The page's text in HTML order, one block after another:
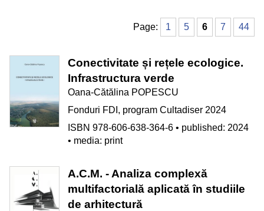
Page: 1 5 6 7 44
Conectivitate și rețele ecologice.
Infrastructura verde
Oana-Cătălina POPESCU
Fonduri FDI, program Cultadiser 2024
ISBN 978-606-638-364-6 • published: 2024
• media: print
A.C.M. - Analiza complexă
multifactorială aplicată în studiile
de arhitectură